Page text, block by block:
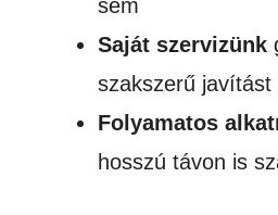
sem
Saját szervizünk
szakszerű
Folyamatos
hosszú távon is